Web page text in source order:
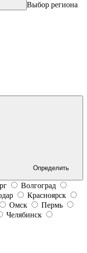
Выбор региона
Определить
Волгоград
Красноярск
Омск
Пермь
Челябинск